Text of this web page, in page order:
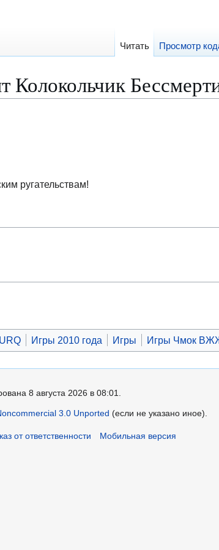
ругательствам!
Игры 2010 года Игры Игры Чмок
Читать Просмотр
8 августа 2026 в 08:01.
3.0 Unported (если не указано иное).
от ответственности Мобильная версия